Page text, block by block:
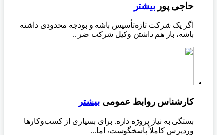
حاجی پور بیشتر
اگر یک شرکت تازه‌تأسیس باشه و بودجه محدودی داشته
باشه، باز هم داشتن وکیل شرکت ضر...
کارشناس روابط عمومی بیشتر
بستگی به نیاز پروژه داره. برای بسیاری از کسب‌وکارها
وردپرس کاملاً پاسخگوست، اما...